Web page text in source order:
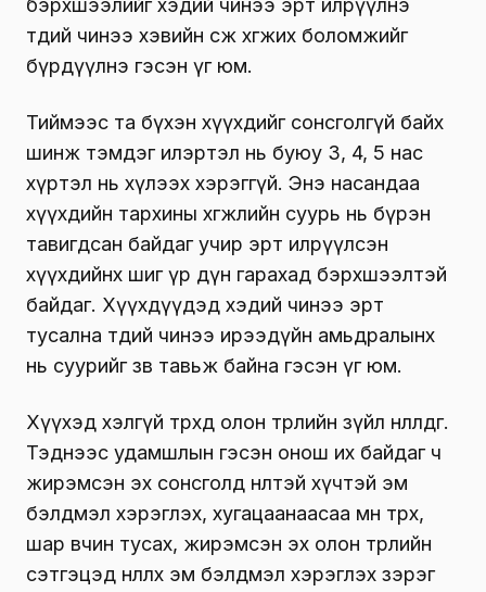
бэрхшээлийг хэдий чинээ эрт илрүүлнэ
төдий чинээ хэвийн өсөж хөгжих боломжийг
бүрдүүлнэ гэсэн үг юм.
Тиймээс та бүхэн хүүхдийг сонсголгүй байх
шинж тэмдэг илэртэл нь буюу 3, 4, 5 нас
хүртэл нь хүлээх хэрэггүй. Энэ насандаа
хүүхдийн тархины хөгжлийн суурь нь бүрэн
тавигдсан байдаг учир эрт илрүүлсэн
хүүхдийнх шиг үр дүн гарахад бэрхшээлтэй
байдаг. Хүүхдүүдэд хэдий чинээ эрт
тусална төдий чинээ ирээдүйн амьдралынх
нь суурийг зөв тавьж байна гэсэн үг юм.
Хүүхэд хэлгүй төрөхөд олон төрлийн зүйл нөлөөлдөг.
Тэднээс удамшлын гэсэн онош их байдаг ч
жирэмсэн эх сонсголд нөлөөтэй хүчтэй эм
бэлдмэл хэрэглэх, хугацаанаасаа өмнө төрөх,
шар өвчин тусах, жирэмсэн эх олон төрлийн
сэтгэцэд нөлөөлөх эм бэлдмэл хэрэглэх зэрэг